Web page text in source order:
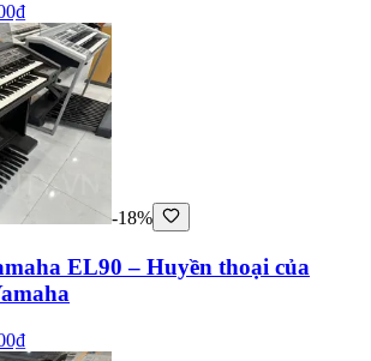
-18%
EL90 – Huyền thoại của